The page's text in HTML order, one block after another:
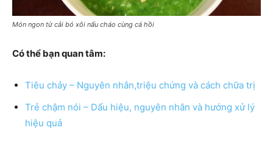
Món ngon từ cải bó xôi nấu cháo cùng cá hồi
Có thể bạn quan tâm:
Tiêu chảy – Nguyên nhân,triệu chứng và cách chữa trị
Trẻ chậm nói – Dấu hiệu, nguyên nhân và hướng xử lý
hiệu quả